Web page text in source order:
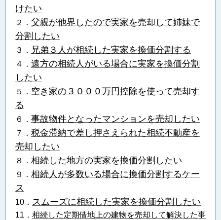
けたい
２． 父親が他界したので実家を売却して姉妹で
分割したい
３． 兄弟３人が相続した実家を換価分割する
４． 遠方の相続人がいる場合に実家を換価分割
したい
５． 空き家の３０００万円控除を使って売却す
る
６． 事故物件となったマンションを売却したい
７． 税金滞納で差し押さえられた相続不動産を
売却したい
８． 相続した地方の実家を換価分割したい
９． 相続人が多数いる場合に換価分割するケー
ス
10． スムーズに相続した実家を換価分割したい
11． 相続した定期借地上の建物を売却して解決した事